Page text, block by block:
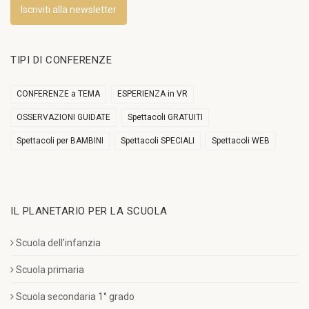
Iscriviti alla newsletter
TIPI DI CONFERENZE
CONFERENZE a TEMA ESPERIENZA in VR
OSSERVAZIONI GUIDATE Spettacoli GRATUITI
Spettacoli per BAMBINI Spettacoli SPECIALI Spettacoli WEB
IL PLANETARIO PER LA SCUOLA
Scuola dell’infanzia
Scuola primaria
Scuola secondaria 1° grado